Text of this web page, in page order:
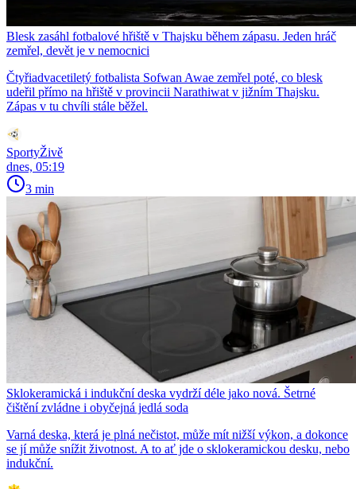
Blesk zasáhl fotbalové hřiště v Thajsku během zápasu. Jeden hráč
zemřel, devět je v nemocnici
Čtyřiadvacetiletý fotbalista Sofwan Awae zemřel poté, co blesk
udeřil přímo na hřiště v provincii Narathiwat v jižním Thajsku.
Zápas v tu chvíli stále běžel.
SportyŽivě
dnes, 05:19
3 min
Sklokeramická i indukční deska vydrží déle jako nová. Šetrné
čištění zvládne i obyčejná jedlá soda
Varná deska, která je plná nečistot, může mít nižší výkon, a dokonce
se jí může snížit životnost. A to ať jde o sklokeramickou desku, nebo
indukční.